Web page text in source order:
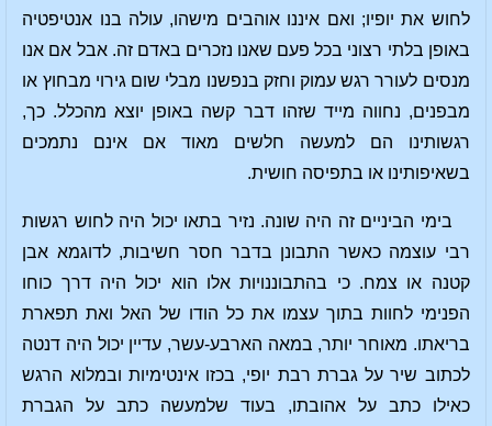
לחוש את יופיו; ואם איננו אוהבים מישהו, עולה בנו אנטיפטיה
באופן בלתי רצוני בכל פעם שאנו נזכרים באדם זה. אבל אם אנו
מנסים לעורר רגש עמוק וחזק בנפשנו מבלי שום גירוי מבחוץ או
מבפנים, נחווה מייד שזהו דבר קשה באופן יוצא מהכלל. כך,
רגשותינו הם למעשה חלשים מאוד אם אינם נתמכים
בשאיפותינו או בתפיסה חושית.
בימי הביניים זה היה שונה. נזיר בתאו יכול היה לחוש רגשות
רבי עוצמה כאשר התבונן בדבר חסר חשיבות, לדוגמא אבן
קטנה או צמח. כי בהתבוננויות אלו הוא יכול היה דרך כוחו
הפנימי לחוות בתוך עצמו את כל הודו של האל ואת תפארת
בריאתו. מאוחר יותר, במאה הארבע-עשר, עדיין יכול היה דנטה
לכתוב שיר על גברת רבת יופי, בכזו אינטימיות ובמלוא הרגש
כאילו כתב על אהובתו, בעוד שלמעשה כתב על הגברת